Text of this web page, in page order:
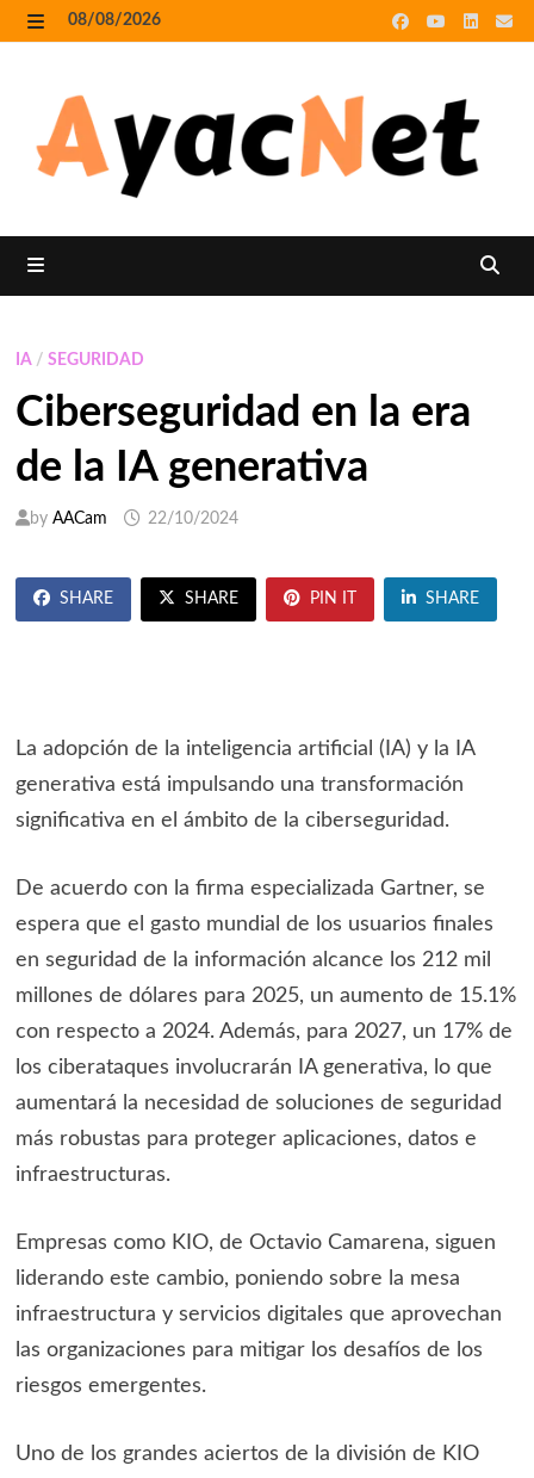
Skip
to
08/08/2026
IA/ SEGURIDAD
Ciberseguridad en la era
de la IA generativa
by AACam 22/10/2024
SHARE SHARE PIN IT SHARE
La adopción de la inteligencia artificial (IA) y la IA
generativa está impulsando una transformación
significativa en el ámbito de la ciberseguridad.
De acuerdo con la firma especializada Gartner, se
espera que el gasto mundial de los usuarios finales
en seguridad de la información alcance los 212 mil
millones de dólares para 2025, un aumento de 15.1%
con respecto a 2024. Además, para 2027, un 17% de
los ciberataques involucrarán IA generativa, lo que
aumentará la necesidad de soluciones de seguridad
más robustas para proteger aplicaciones, datos e
infraestructuras.
Empresas como KIO, de Octavio Camarena, siguen
liderando este cambio, poniendo sobre la mesa
infraestructura y servicios digitales que aprovechan
las organizaciones para mitigar los desafíos de los
riesgos emergentes.
Uno de los grandes aciertos de la división de KIO